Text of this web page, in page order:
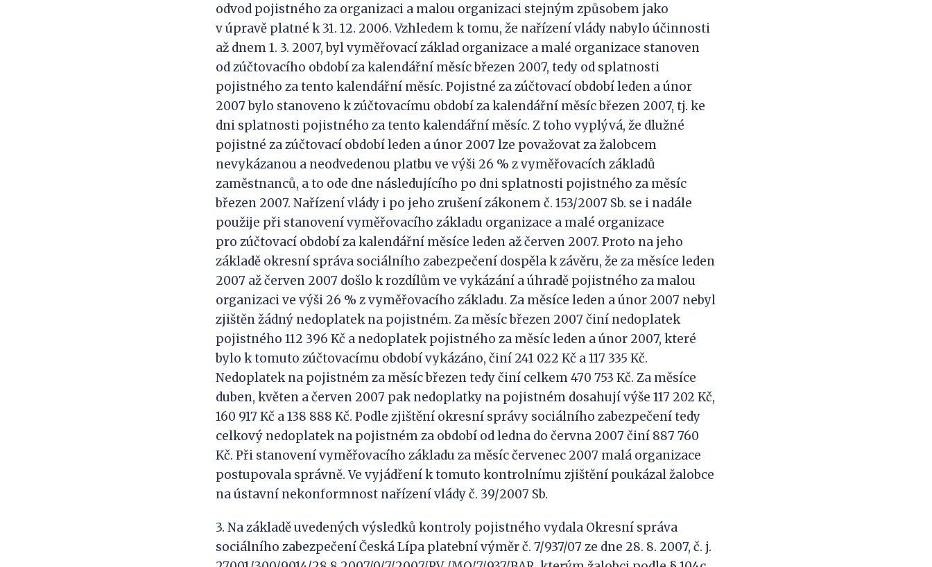
odvod pojistného za organizaci a malou organizaci stejným způsobem jako
v úpravě platné k 31. 12. 2006. Vzhledem k tomu, že nařízení vlády nabylo účinnosti
až dnem 1. 3. 2007, byl vyměřovací základ organizace a malé organizace stanoven
od zúčtovacího období za kalendářní měsíc březen 2007, tedy od splatnosti
pojistného za tento kalendářní měsíc. Pojistné za zúčtovací období leden a únor
2007 bylo stanoveno k zúčtovacímu období za kalendářní měsíc březen 2007, tj. ke
dni splatnosti pojistného za tento kalendářní měsíc. Z toho vyplývá, že dlužné
pojistné za zúčtovací období leden a únor 2007 lze považovat za žalobcem
nevykázanou a neodvedenou platbu ve výši 26 % z vyměřovacích základů
zaměstnanců, a to ode dne následujícího po dni splatnosti pojistného za měsíc
březen 2007. Nařízení vlády i po jeho zrušení zákonem č. 153/2007 Sb. se i nadále
použije při stanovení vyměřovacího základu organizace a malé organizace
pro zúčtovací období za kalendářní měsíce leden až červen 2007. Proto na jeho
základě okresní správa sociálního zabezpečení dospěla k závěru, že za měsíce leden
2007 až červen 2007 došlo k rozdílům ve vykázání a úhradě pojistného za malou
organizaci ve výši 26 % z vyměřovacího základu. Za měsíce leden a únor 2007 nebyl
zjištěn žádný nedoplatek na pojistném. Za měsíc březen 2007 činí nedoplatek
pojistného 112 396 Kč a nedoplatek pojistného za měsíc leden a únor 2007, které
bylo k tomuto zúčtovacímu období vykázáno, činí 241 022 Kč a 117 335 Kč.
Nedoplatek na pojistném za měsíc březen tedy činí celkem 470 753 Kč. Za měsíce
duben, květen a červen 2007 pak nedoplatky na pojistném dosahují výše 117 202 Kč,
160 917 Kč a 138 888 Kč. Podle zjištění okresní správy sociálního zabezpečení tedy
celkový nedoplatek na pojistném za období od ledna do června 2007 činí 887 760
Kč. Při stanovení vyměřovacího základu za měsíc červenec 2007 malá organizace
postupovala správně. Ve vyjádření k tomuto kontrolnímu zjištění poukázal žalobce
na ústavní nekonformnost nařízení vlády č. 39/2007 Sb.
3. Na základě uvedených výsledků kontroly pojistného vydala Okresní správa
sociálního zabezpečení Česká Lípa platební výměr č. 7/937/07 ze dne 28. 8. 2007, č. j.